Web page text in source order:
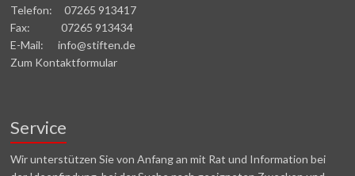
Telefon: 07265 913417
Fax: 07265 913434
E-Mail: info@stiften.de
Zum Kontaktformular
Service
Wir unterstützen Sie von Anfang an mit Rat und Information bei